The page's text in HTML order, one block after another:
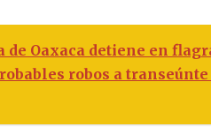
de Oaxaca detiene en
robos a transeúnte